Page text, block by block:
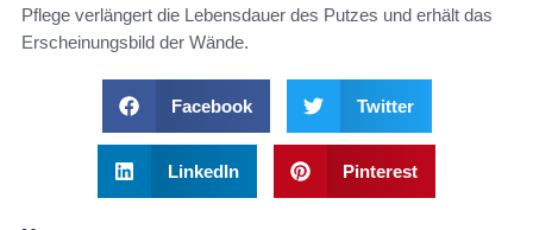
Pflege verlängert die Lebensdauer des Putzes und erhält das
Erscheinungsbild der Wände.
Facebook Twitter
LinkedIn Pinterest